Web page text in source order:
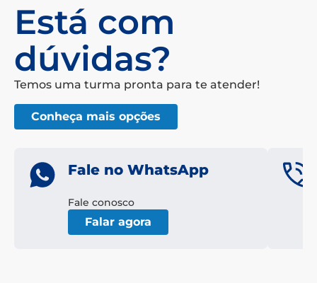
Está com
dúvidas?
Temos uma turma pronta para te atender!
Conheça mais opções
Fale no WhatsApp
Fale conosco
Falar agora